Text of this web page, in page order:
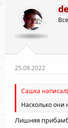
25.08.2022
Сашка
Насколько
Лишняя